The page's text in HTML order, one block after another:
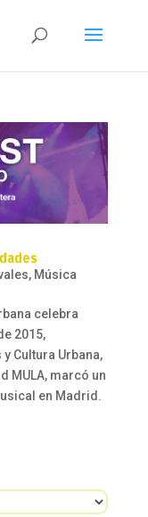
, Música
celebra
2015,
y Cultura Urbana,
MULA, marcó un
en Madrid.